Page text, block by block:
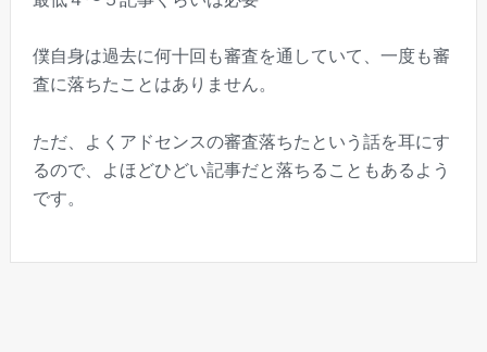
僕自身は過去に何十回も審査を通していて、一度も審
査に落ちたことはありません。
ただ、よくアドセンスの審査落ちたという話を耳にす
るので、よほどひどい記事だと落ちることもあるよう
です。